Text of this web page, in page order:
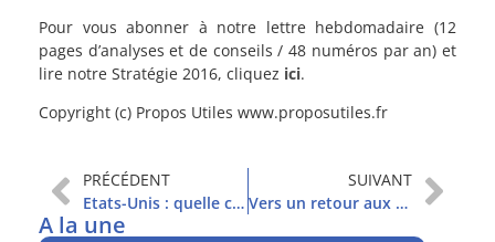
Pour vous abonner à notre lettre hebdomadaire (12
pages d’analyses et de conseils / 48 numéros par an) et
lire notre Stratégie 2016, cliquez ici.
Copyright (c) Propos Utiles www.proposutiles.fr
PRÉCÉDENT
Etats-Unis : quelle croissance ?
SUIVANT
Vers un retour aux fondamentaux
A la une